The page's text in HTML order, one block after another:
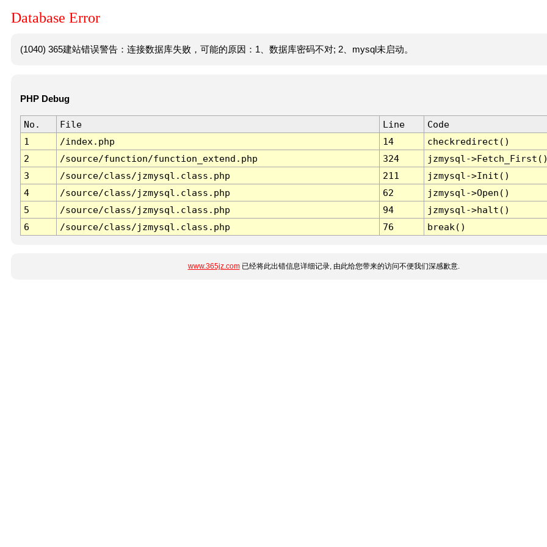
Database Error
(1040) 365建站错误警告：连接数据库失败，可能的原因：1、数据库密码不对; 2、mysql未启动。
PHP Debug
No. File Line
Code
1
/index.php 14
checkredirect()
2
/source/function/function_extend.php 324
jzmysql-
3
/source/class/jzmysql.class.php 211
jzmysql->Init()
4
/source/class/jzmysql.class.php 62
jzmysql->Open()
5
/source/class/jzmysql.class.php 94
jzmysql->halt()
6
/source/class/jzmysql.class.php 76 break()
www.365jz.com已经将此出错信息详细记录, 由此给您带来的访问不便我们深感歉意.